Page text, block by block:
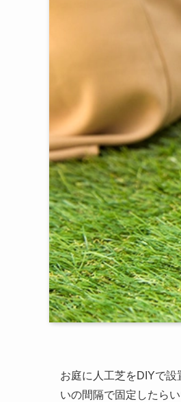
お庭に人工芝をDIYで
いの間隔で固定したら